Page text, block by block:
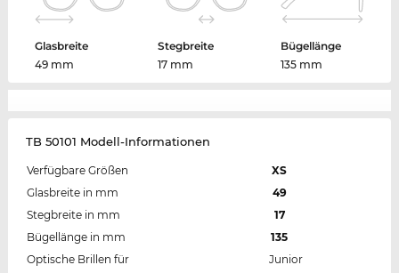
Glasbreite
49 mm
Stegbreite
17 mm
Bügellänge
135 mm
TB 50101 Modell-Informationen
Verfügbare Größen
XS
Glasbreite in mm
49
Stegbreite in mm
17
Bügellänge in mm
135
Optische Brillen für
Junior